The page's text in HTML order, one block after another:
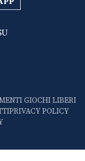
GIOCHI LIBERI
PRIVACY POLICY